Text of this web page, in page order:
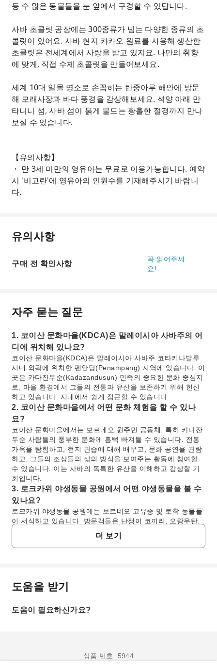
등 수 많은 동물들을 눈 앞에서 구경할 수 있답니다.
사바 초콜릿 공장에는 300종류가 넘는 다양한 종류의 초
콜릿이 있어요. 사바 현지 카카오 원료를 사용해 생산한
초콜릿은 전세계에서 사랑을 받고 있지요. 나만의 취향
에 맞게, 직접 수제 초콜릿을 만들어보세요.
세계 10대 일몰 명소로 손꼽히는 탄중아루 해안에 방문
해 모래사장과 바다 풍경을 감상해보세요. 석양 아래 만
타니니 섬, 사바 섬이 붉게 물드는 황홀한 절경까지 만나
보실 수 있습니다.
【유의사항】
・ 만 3세 미만의 영유아는 무료로 이용가능합니다. 예약
시 '비고란'에 영유아의 인원수를 기재해주시기 바랍니
다.
유의사항
구매 전 확인사항
꼭 읽어주세
요!
자주 묻는 질문
1. 코이산 문화마을(KDCA)은 말레이시아 사바주의 어
디에 위치해 있나요?
코이산 문화마을(KDCA)은 말레이시아 사바주 코타키나발루
시내 외곽에 위치한 펜안당(Penampang) 지역에 있습니다. 이
곳은 카다잔두순(Kadazandusun) 민족의 중요한 문화 중심지
로, 마을 환경에서 그들의 전통과 유산을 보존하기 위해 헌신
하고 있습니다. 시내에서 쉽게 접근할 수 있습니다.
2. 코이산 문화마을에서 어떤 문화 체험을 할 수 있나
요?
코이산 문화마을에서는 보르네오 원주민 공동체, 특히 카다잔
두순 사람들의 풍부한 문화에 흠뻑 빠져들 수 있습니다. 전통
가옥을 탐험하고, 현지 관습에 대해 배우고, 문화 공연을 관람
하고, 그들의 조상들의 삶의 방식을 보여주는 활동에 참여할
수 있습니다. 이는 사바의 독특한 유산을 이해하고 감상할 기
회입니다.
3. 로크카위 야생동물 공원에서 어떤 야생동물을 볼 수
있나요?
로크카위 야생동물 공원에는 보르네오 고유종 및 토착 동물들
이 서식하고 있습니다. 방문객들은 난쟁이 코끼리, 오랑우탄,
코주비원숭이, 다양한 종류의 사슴을 관찰할 수 있습니다. 공
원에는 또한 색색의 새들이 있는 조류원과 식물원이 있어, 자
연스러운 환경에서 사바의 다양한 동식물에 대해 배울 기회를
유는 무엇인가요?
탄중아루 해변은 장엄한 일몰로 유명하며, 해가 수평선 아래로
사합니다. 이곳은 휴식을 취하고, 해변을 따라 산책하고, 기억
5. DIY 초콜릿 체험은 무엇을 포함하나요?
DIY 초콜릿 체험을 통해 참가자들은 자신만의 초콜릿 간식을
더 보기
자주 묻는 질문
1. 코이산 문화마을(KDCA)은 말레이시아 사바주의
니다. 이곳은 카다잔두순(Kadazandusun) 민족의 중요한
도움을 받기
도움이 필요하신가요?
상품 번호: 5944